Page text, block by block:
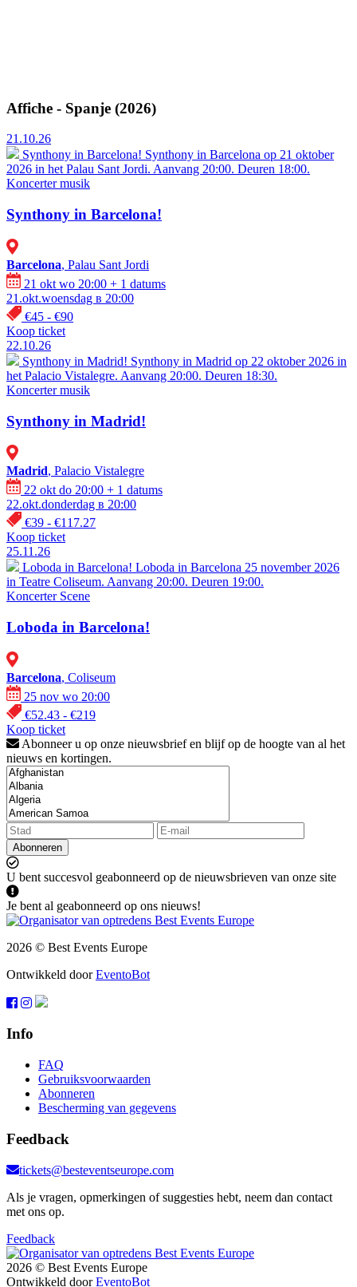
Affiche - Spanje (2026)
21.10.26
Synthony in Barcelona! Synthony in Barcelona op 21 oktober
2026 in het Palau Sant Jordi. Aanvang 20:00. Deuren 18:00.
Koncerter musik
Synthony in Barcelona!
Barcelona, Palau Sant Jordi
21 okt wo 20:00 + 1 datums
21.okt.woensdag в 20:00
€45 - €90
Koop ticket
22.10.26
Synthony in Madrid! Synthony in Madrid op 22 oktober 2026 in
het Palacio Vistalegre. Aanvang 20:00. Deuren 18:30.
Koncerter musik
Synthony in Madrid!
Madrid, Palacio Vistalegre
22 okt do 20:00 + 1 datums
22.okt.donderdag в 20:00
€39 - €117.27
Koop ticket
25.11.26
Loboda in Barcelona! Loboda in Barcelona 25 november 2026
in Teatre Coliseum. Aanvang 20:00. Deuren 19:00.
Koncerter Scene
Loboda in Barcelona!
Barcelona, Coliseum
25 nov wo 20:00
€52.43 - €219
Koop ticket
Abonneer u op onze nieuwsbrief en blijf op de hoogte van al het
nieuws en kortingen.
Abonneren
U bent succesvol geabonneerd op de nieuwsbrieven van onze site
Je bent al geabonneerd op ons nieuws!
2026 © Best Events Europe
Ontwikkeld doorEventoBot
Info
FAQ
Gebruiksvoorwaarden
Abonneren
Bescherming van gegevens
Feedback
tickets@besteventseurope.com
Als je vragen, opmerkingen of suggesties hebt, neem dan contact
met ons op.
Feedback
2026 © Best Events Europe
Ontwikkeld doorEventoBot